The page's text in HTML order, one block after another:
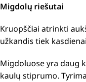
Migdolų riešutai
Kruopščiai atrinkti
užkandis tiek
Migdoluose yra daug
kaulų stiprumo.